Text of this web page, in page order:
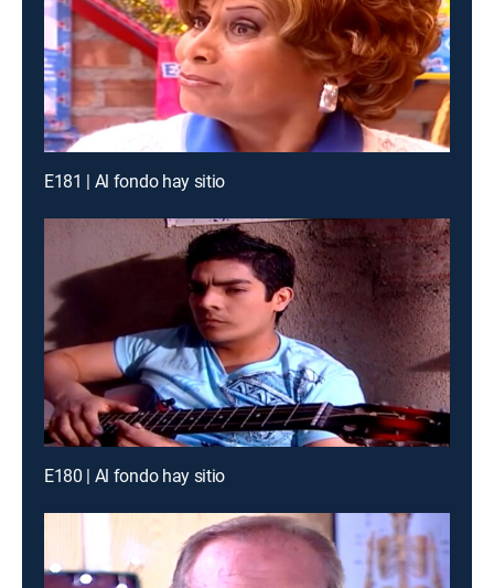
E181 | Al fondo hay sitio
E180 | Al fondo hay sitio